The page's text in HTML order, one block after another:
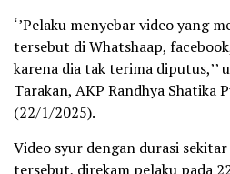
‘’Pelaku menyebar video yang
tersebut di Whatshaap,
karena dia tak terima diputus,’’
Tarakan, AKP Randhya Shatika
(22/1/2025).
Video syur dengan durasi
tersebut, direkam pelaku pada